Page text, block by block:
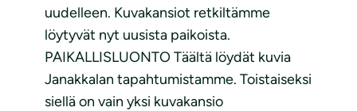
uudelleen. Kuvakansiot retkiltämme
löytyvät nyt uusista paikoista.
PAIKALLISLUONTO Täältä löydät kuvia
Janakkalan tapahtumistamme. Toistaiseksi
siellä on vain yksi kuvakansio